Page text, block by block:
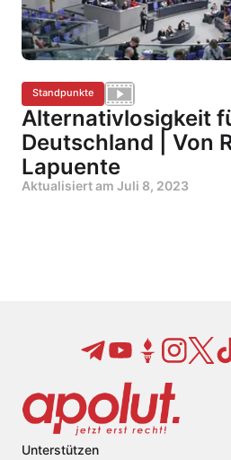
Standpunkte
Alternativlosigkeit
Deutschland | Von
Lapuente
Aktualisiert am Juli 8, 2023
Unterstützen